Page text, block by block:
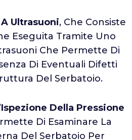
Ultrasuoni, Che Consiste
Eseguita Tramite Uno
Che Permette Di
Di Eventuali Difetti
Del Serbatoio.
Ispezione Della Pressione
Di Esaminare La
Del Serbatoio Per